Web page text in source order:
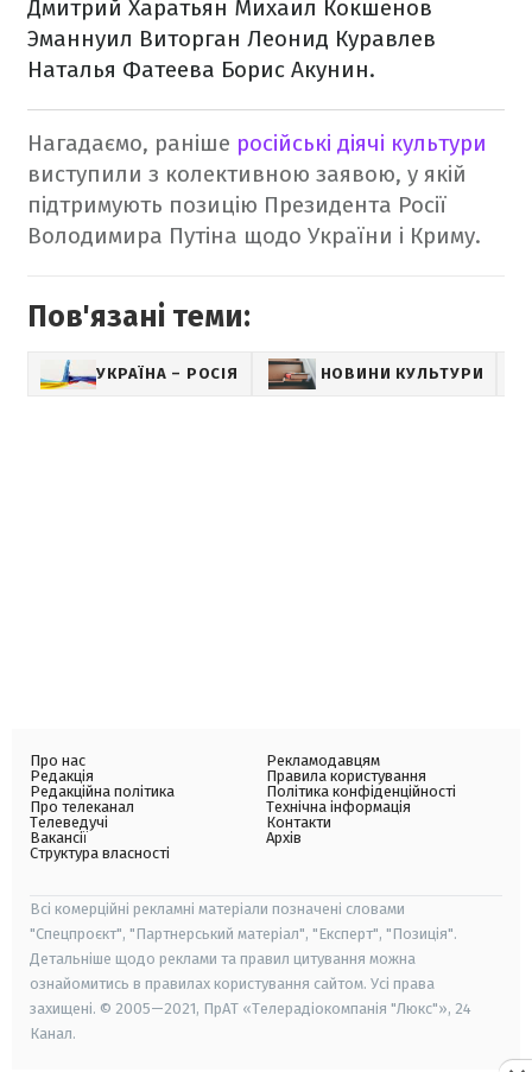
Дмитрий Харатьян Михаил Кокшенов
Эманнуил Виторган Леонид Куравлев
Наталья Фатеева Борис Акунин.
Нагадаємо, раніше російські діячі культури
виступили з колективною заявою, у якій
підтримують позицію Президента Росії
Володимира Путіна щодо України і Криму.
Пов'язані теми:
УКРАЇНА – РОСІЯ НОВИНИ КУЛЬТУРИ
Про нас
Редакція
Редакційна політика
Про телеканал
Телеведучі
Вакансії
Структура власності
Рекламодавцям
Правила користування
Політика конфіденційності
Технічна інформація
Контакти
Архів
Всі комерційні рекламні матеріали позначені словами
"Спецпроєкт", "Партнерський матеріал", "Експерт", "Позиція".
Детальніше щодо реклами та правил цитування можна
ознайомитись в правилах користування сайтом. Усі права
захищені. © 2005—2021, ПрАТ «Телерадіокомпанія "Люкс"», 24
Канал.